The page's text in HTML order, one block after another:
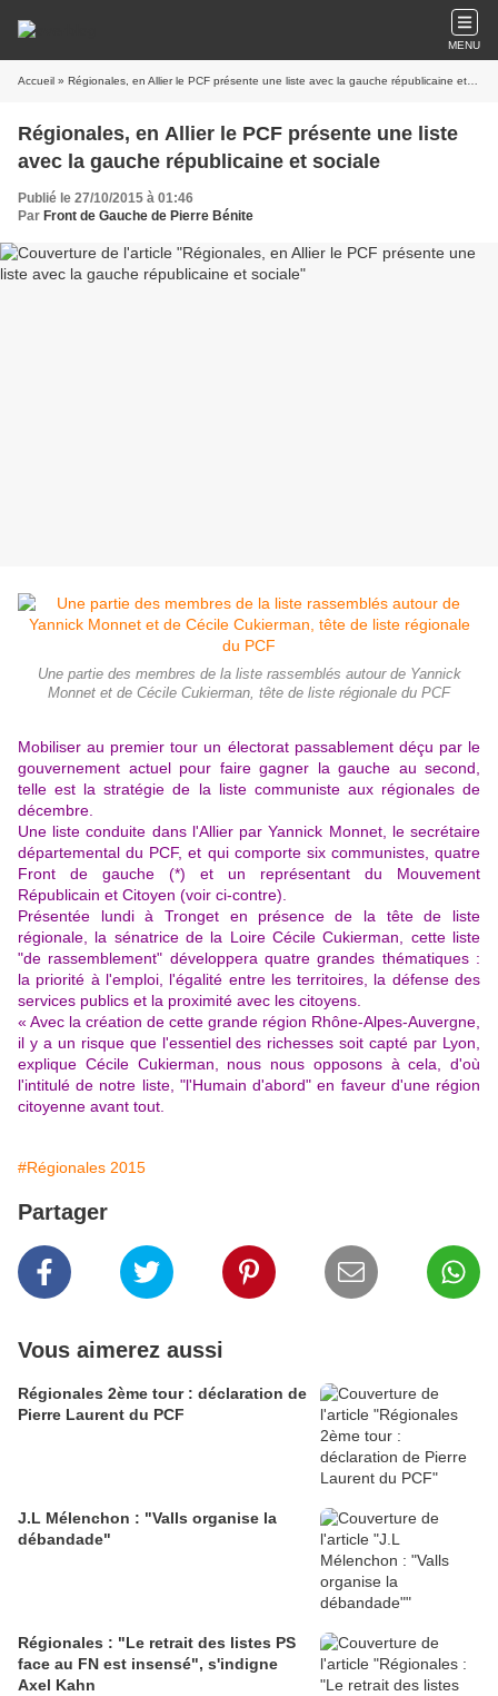
MENU
Accueil » Régionales, en Allier le PCF présente une liste avec la gauche républicaine et sociale
Régionales, en Allier le PCF présente une liste
avec la gauche républicaine et sociale
Publié le 27/10/2015 à 01:46
Par Front de Gauche de Pierre Bénite
Une partie des membres de la liste rassemblés autour de Yannick
Monnet et de Cécile Cukierman, tête de liste régionale du PCF
Mobiliser au premier tour un électorat passablement déçu par le
gouvernement actuel pour faire gagner la gauche au second,
telle est la stratégie de la liste communiste aux régionales de
décembre.
Une liste conduite dans l'Allier par Yannick Monnet, le secrétaire
départemental du PCF, et qui comporte six communistes, quatre
Front de gauche (*) et un représentant du Mouvement
Républicain et Citoyen (voir ci-contre).
Présentée lundi à Tronget en présence de la tête de liste
régionale, la sénatrice de la Loire Cécile Cukierman, cette liste
"de rassemblement" développera quatre grandes thématiques :
la priorité à l'emploi, l'égalité entre les territoires, la défense des
services publics et la proximité avec les citoyens.
« Avec la création de cette grande région Rhône-Alpes-Auvergne,
il y a un risque que l'essentiel des richesses soit capté par Lyon,
explique Cécile Cukierman, nous nous opposons à cela, d'où
l'intitulé de notre liste, "l'Humain d'abord" en faveur d'une région
citoyenne avant tout.
#Régionales 2015
Partager
Vous aimerez aussi
Régionales 2ème tour : déclaration de
Pierre Laurent du PCF
J.L Mélenchon : "Valls organise la
débandade"
Régionales : "Le retrait des listes PS
face au FN est insensé", s'indigne
Axel Kahn